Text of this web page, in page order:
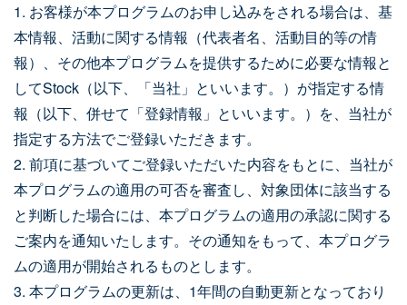
1. お客様が本プログラムのお申し込みをされる場合は、基
本情報、活動に関する情報（代表者名、活動目的等の情
報）、その他本プログラムを提供するために必要な情報と
してStock（以下、「当社」といいます。）が指定する情
報（以下、併せて「登録情報」といいます。）を、当社が
指定する方法でご登録いただきます。
2. 前項に基づいてご登録いただいた内容をもとに、当社が
本プログラムの適用の可否を審査し、対象団体に該当する
と判断した場合には、本プログラムの適用の承認に関する
ご案内を通知いたします。その通知をもって、本プログラ
ムの適用が開始されるものとします。
3. 本プログラムの更新は、1年間の自動更新となっており